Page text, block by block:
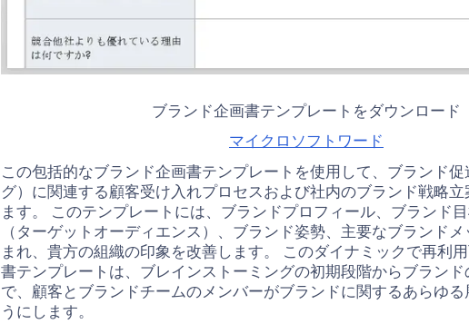
ブランド企画書テンプレートをダウンロード
マイクロソフトワード
この包括的なブランド企画書テンプレートを使用して、ブランド
グ）に関連する顧客受け入れプロセスおよび社内のブランド戦略
ます。 このテンプレートには、ブランドプロフィール、ブランド
（ターゲットオーディエンス）、ブランド姿勢、主要なブランド
まれ、貴方の組織の印象を改善します。 このダイナミックで再利
書テンプレートは、ブレインストーミングの初期段階からブラン
で、顧客とブランドチームのメンバーがブランドに関するあらゆ
うにします。